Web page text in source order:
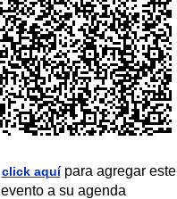
click aquípara agregar este
evento a su agenda